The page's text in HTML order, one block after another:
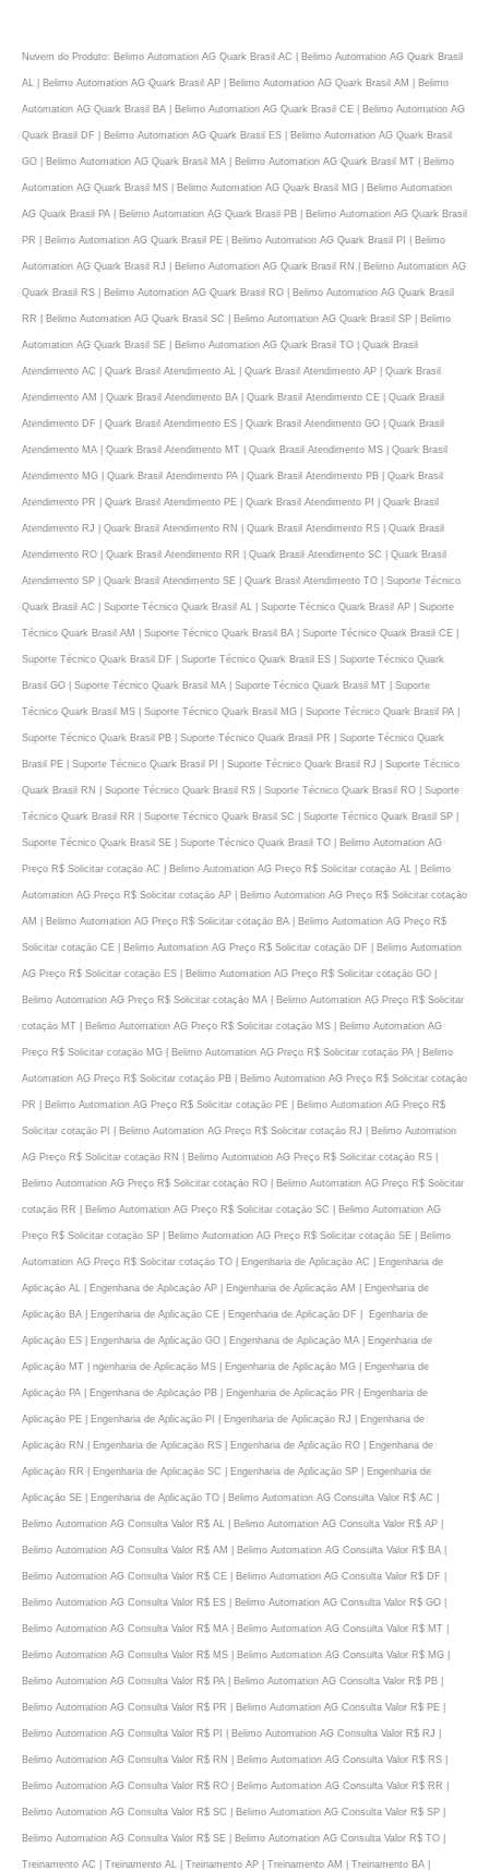
Nuvem do Produto: Belimo Automation AG Quark Brasil AC | Belimo Automation AG Quark Brasil
AL | Belimo Automation AG Quark Brasil AP | Belimo Automation AG Quark Brasil AM | Belimo
Automation AG Quark Brasil BA | Belimo Automation AG Quark Brasil CE | Belimo Automation AG
Quark Brasil DF | Belimo Automation AG Quark Brasil ES | Belimo Automation AG Quark Brasil
GO | Belimo Automation AG Quark Brasil MA | Belimo Automation AG Quark Brasil MT | Belimo
Automation AG Quark Brasil MS | Belimo Automation AG Quark Brasil MG | Belimo Automation
AG Quark Brasil PA | Belimo Automation AG Quark Brasil PB | Belimo Automation AG Quark Brasil
PR | Belimo Automation AG Quark Brasil PE | Belimo Automation AG Quark Brasil PI | Belimo
Automation AG Quark Brasil RJ | Belimo Automation AG Quark Brasil RN | Belimo Automation AG
Quark Brasil RS | Belimo Automation AG Quark Brasil RO | Belimo Automation AG Quark Brasil
RR | Belimo Automation AG Quark Brasil SC | Belimo Automation AG Quark Brasil SP | Belimo
Automation AG Quark Brasil SE | Belimo Automation AG Quark Brasil TO | Quark Brasil
Atendimento AC | Quark Brasil Atendimento AL | Quark Brasil Atendimento AP | Quark Brasil
Atendimento AM | Quark Brasil Atendimento BA | Quark Brasil Atendimento CE | Quark Brasil
Atendimento DF | Quark Brasil Atendimento ES | Quark Brasil Atendimento GO | Quark Brasil
Atendimento MA | Quark Brasil Atendimento MT | Quark Brasil Atendimento MS | Quark Brasil
Atendimento MG | Quark Brasil Atendimento PA | Quark Brasil Atendimento PB | Quark Brasil
Atendimento PR | Quark Brasil Atendimento PE | Quark Brasil Atendimento PI | Quark Brasil
Atendimento RJ | Quark Brasil Atendimento RN | Quark Brasil Atendimento RS | Quark Brasil
Atendimento RO | Quark Brasil Atendimento RR | Quark Brasil Atendimento SC | Quark Brasil
Atendimento SP | Quark Brasil Atendimento SE | Quark Brasil Atendimento TO | Suporte Técnico
Quark Brasil AC | Suporte Técnico Quark Brasil AL | Suporte Técnico Quark Brasil AP | Suporte
Técnico Quark Brasil AM | Suporte Técnico Quark Brasil BA | Suporte Técnico Quark Brasil CE |
Suporte Técnico Quark Brasil DF | Suporte Técnico Quark Brasil ES | Suporte Técnico Quark
Brasil GO | Suporte Técnico Quark Brasil MA | Suporte Técnico Quark Brasil MT | Suporte
Técnico Quark Brasil MS | Suporte Técnico Quark Brasil MG | Suporte Técnico Quark Brasil PA |
Suporte Técnico Quark Brasil PB | Suporte Técnico Quark Brasil PR | Suporte Técnico Quark
Brasil PE | Suporte Técnico Quark Brasil PI | Suporte Técnico Quark Brasil RJ | Suporte Técnico
Quark Brasil RN | Suporte Técnico Quark Brasil RS | Suporte Técnico Quark Brasil RO | Suporte
Técnico Quark Brasil RR | Suporte Técnico Quark Brasil SC | Suporte Técnico Quark Brasil SP |
Suporte Técnico Quark Brasil SE | Suporte Técnico Quark Brasil TO | Belimo Automation AG
Preço R$ Solicitar cotaçāo AC | Belimo Automation AG Preço R$ Solicitar cotaçāo AL | Belimo
Automation AG Preço R$ Solicitar cotaçāo AP | Belimo Automation AG Preço R$ Solicitar cotaçāo
AM | Belimo Automation AG Preço R$ Solicitar cotaçāo BA | Belimo Automation AG Preço R$
Solicitar cotaçāo CE | Belimo Automation AG Preço R$ Solicitar cotaçāo DF | Belimo Automation
AG Preço R$ Solicitar cotaçāo ES | Belimo Automation AG Preço R$ Solicitar cotaçāo GO |
Belimo Automation AG Preço R$ Solicitar cotaçāo MA | Belimo Automation AG Preço R$ Solicitar
cotaçāo MT | Belimo Automation AG Preço R$ Solicitar cotaçāo MS | Belimo Automation AG
Preço R$ Solicitar cotaçāo MG | Belimo Automation AG Preço R$ Solicitar cotaçāo PA | Belimo
Automation AG Preço R$ Solicitar cotaçāo PB | Belimo Automation AG Preço R$ Solicitar cotaçāo
PR | Belimo Automation AG Preço R$ Solicitar cotaçāo PE | Belimo Automation AG Preço R$
Solicitar cotaçāo PI | Belimo Automation AG Preço R$ Solicitar cotaçāo RJ | Belimo Automation
AG Preço R$ Solicitar cotaçāo RN | Belimo Automation AG Preço R$ Solicitar cotaçāo RS |
Belimo Automation AG Preço R$ Solicitar cotaçāo RO | Belimo Automation AG Preço R$ Solicitar
cotaçāo RR | Belimo Automation AG Preço R$ Solicitar cotaçāo SC | Belimo Automation AG
Preço R$ Solicitar cotaçāo SP | Belimo Automation AG Preço R$ Solicitar cotaçāo SE | Belimo
Automation AG Preço R$ Solicitar cotaçāo TO | Engenharia de Aplicaçāo AC | Engenharia de
Aplicaçāo AL | Engenharia de Aplicaçāo AP | Engenharia de Aplicaçāo AM | Engenharia de
Aplicaçāo BA | Engenharia de Aplicaçāo CE | Engenharia de Aplicaçāo DF | Egenharia de
Aplicaçāo ES | Engenharia de Aplicaçāo GO | Engenharia de Aplicaçāo MA | Engenharia de
Aplicaçāo MT | ngenharia de Aplicaçāo MS | Engenharia de Aplicaçāo MG | Engenharia de
Aplicaçāo PA | Engenharia de Aplicaçāo PB | Engenharia de Aplicaçāo PR | Engenharia de
Aplicaçāo PE | Engenharia de Aplicaçāo PI | Engenharia de Aplicaçāo RJ | Engenharia de
Aplicaçāo RN | Engenharia de Aplicaçāo RS | Engenharia de Aplicaçāo RO | Engenharia de
Aplicaçāo RR | Engenharia de Aplicaçāo SC | Engenharia de Aplicaçāo SP | Engenharia de
Aplicaçāo SE | Engenharia de Aplicaçāo TO | Belimo Automation AG Consulta Valor R$ AC |
Belimo Automation AG Consulta Valor R$ AL | Belimo Automation AG Consulta Valor R$ AP |
Belimo Automation AG Consulta Valor R$ AM | Belimo Automation AG Consulta Valor R$ BA |
Belimo Automation AG Consulta Valor R$ CE | Belimo Automation AG Consulta Valor R$ DF |
Belimo Automation AG Consulta Valor R$ ES | Belimo Automation AG Consulta Valor R$ GO |
Belimo Automation AG Consulta Valor R$ MA | Belimo Automation AG Consulta Valor R$ MT |
Belimo Automation AG Consulta Valor R$ MS | Belimo Automation AG Consulta Valor R$ MG |
Belimo Automation AG Consulta Valor R$ PA | Belimo Automation AG Consulta Valor R$ PB |
Belimo Automation AG Consulta Valor R$ PR | Belimo Automation AG Consulta Valor R$ PE |
Belimo Automation AG Consulta Valor R$ PI | Belimo Automation AG Consulta Valor R$ RJ |
Belimo Automation AG Consulta Valor R$ RN | Belimo Automation AG Consulta Valor R$ RS |
Belimo Automation AG Consulta Valor R$ RO | Belimo Automation AG Consulta Valor R$ RR |
Belimo Automation AG Consulta Valor R$ SC | Belimo Automation AG Consulta Valor R$ SP |
Belimo Automation AG Consulta Valor R$ SE | Belimo Automation AG Consulta Valor R$ TO |
Treinamento AC | Treinamento AL | Treinamento AP | Treinamento AM | Treinamento BA |